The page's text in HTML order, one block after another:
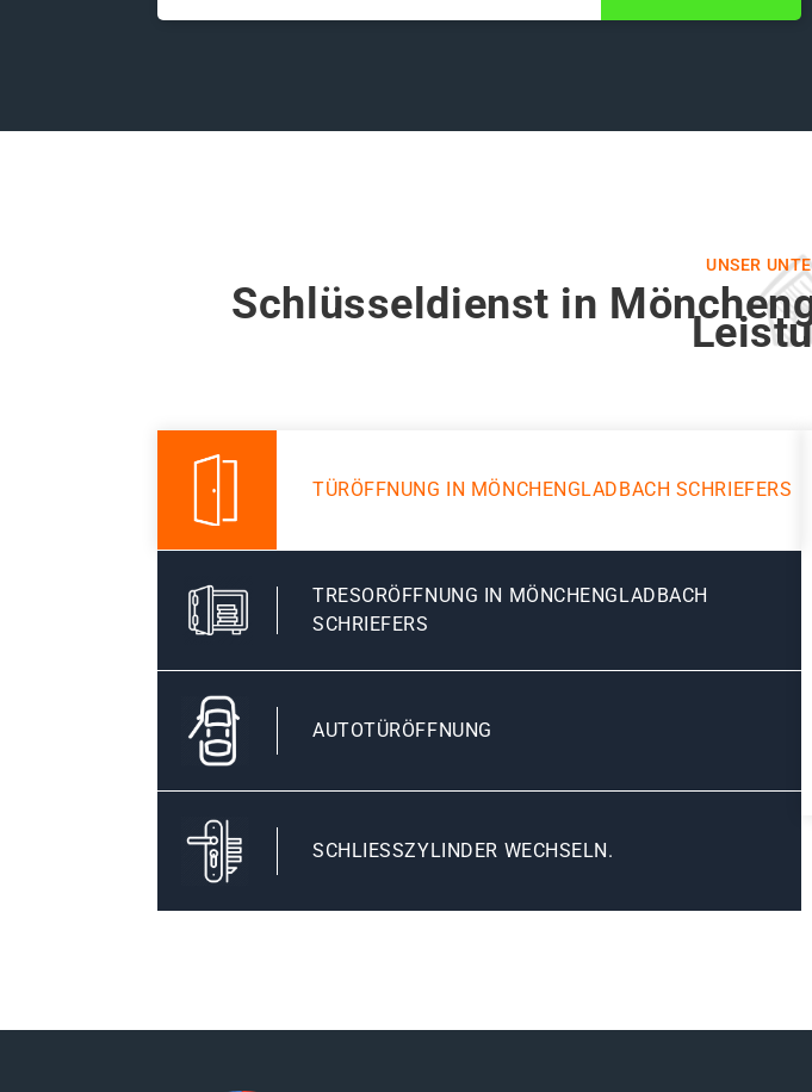
UNSER
Schlüsseldienst in
TÜRÖFFNUNG IN MÖNCHENGLADBACH SCHRIEFERS
TRESORÖFFNUNG IN MÖNCHENGLADBACH
SCHRIEFERS
AUTOTÜRÖFFNUNG
SCHLIESSZYLINDER WECHSELN.